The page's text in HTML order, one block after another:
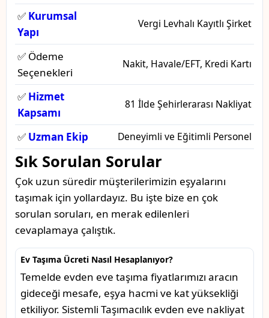
✅ Kurumsal
Yapı
Vergi Levhalı Kayıtlı Şirket
✅ Ödeme
Seçenekleri
Nakit, Havale/EFT, Kredi Kartı
✅ Hizmet
Kapsamı
81 İlde Şehirlerarası Nakliyat
✅ Uzman Ekip Deneyimli ve Eğitimli Personel
Sık Sorulan Sorular
Çok uzun süredir müşterilerimizin eşyalarını
taşımak için yollardayız. Bu işte bize en çok
sorulan soruları, en merak edilenleri
cevaplamaya çalıştık.
Ev Taşıma Ücreti Nasıl Hesaplanıyor?
Temelde evden eve taşıma fiyatlarımızı aracın
gideceği mesafe, eşya hacmi ve kat yüksekliği
etkiliyor. Sistemli Taşımacılık evden eve nakliyat